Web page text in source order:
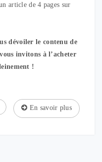
article de 4 pages sur
dévoiler le contenu de
invitons à l’acheter
!
En savoir plus